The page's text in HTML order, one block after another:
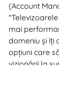
(Account
mai
domeniu și îți
opțiuni care
vizionării la